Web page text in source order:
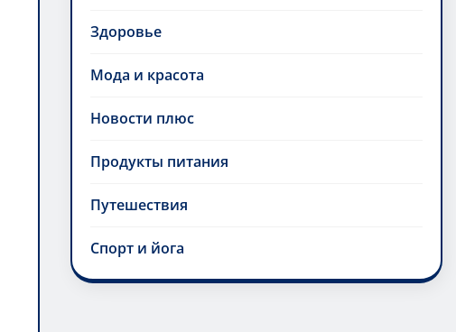
Здоровье
Мода и красота
Новости плюс
Продукты питания
Путешествия
Спорт и йога